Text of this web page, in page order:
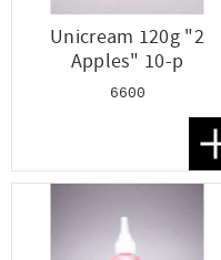
Unicream 120g "2
Apples" 10-p
6600